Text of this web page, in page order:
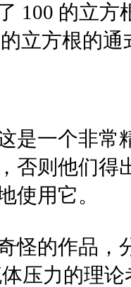
100 的立
立方根的通
是一个非常
否则他们
使用它。
怪的作品
压力的理